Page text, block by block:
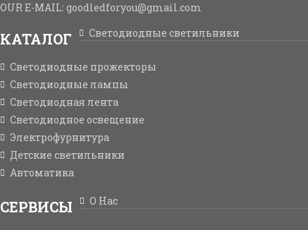
OUR E-MAIL: goodledforyou@gmail.cоm
КАТАЛОГ Светодиодные светильники
Светодиодные прожекторы
Светодиодные лампы
Светодиодная лента
Светодиодное освещение
Электрофурнитура
Детские светильники
Автоматика
СЕРВИСЫ О Нас